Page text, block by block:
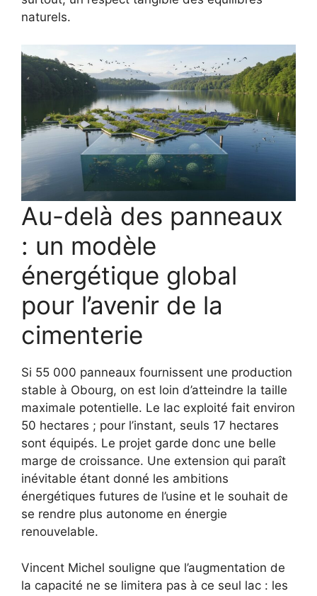
naturels.
Au-delà des panneaux
: un modèle
énergétique global
pour l’avenir de la
cimenterie
Si 55 000 panneaux fournissent une production
stable à Obourg, on est loin d’atteindre la taille
maximale potentielle. Le lac exploité fait environ
50 hectares ; pour l’instant, seuls 17 hectares
sont équipés. Le projet garde donc une belle
marge de croissance. Une extension qui paraît
inévitable étant donné les ambitions
énergétiques futures de l’usine et le souhait de
se rendre plus autonome en énergie
renouvelable.
Vincent Michel souligne que l’augmentation de
la capacité ne se limitera pas à ce seul lac : les